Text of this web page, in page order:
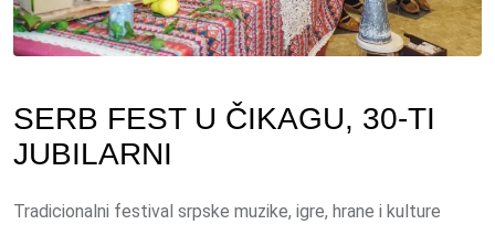
SERB FEST U ČIKAGU, 30-TI
JUBILARNI
Tradicionalni festival srpske muzike, igre, hrane i kulture